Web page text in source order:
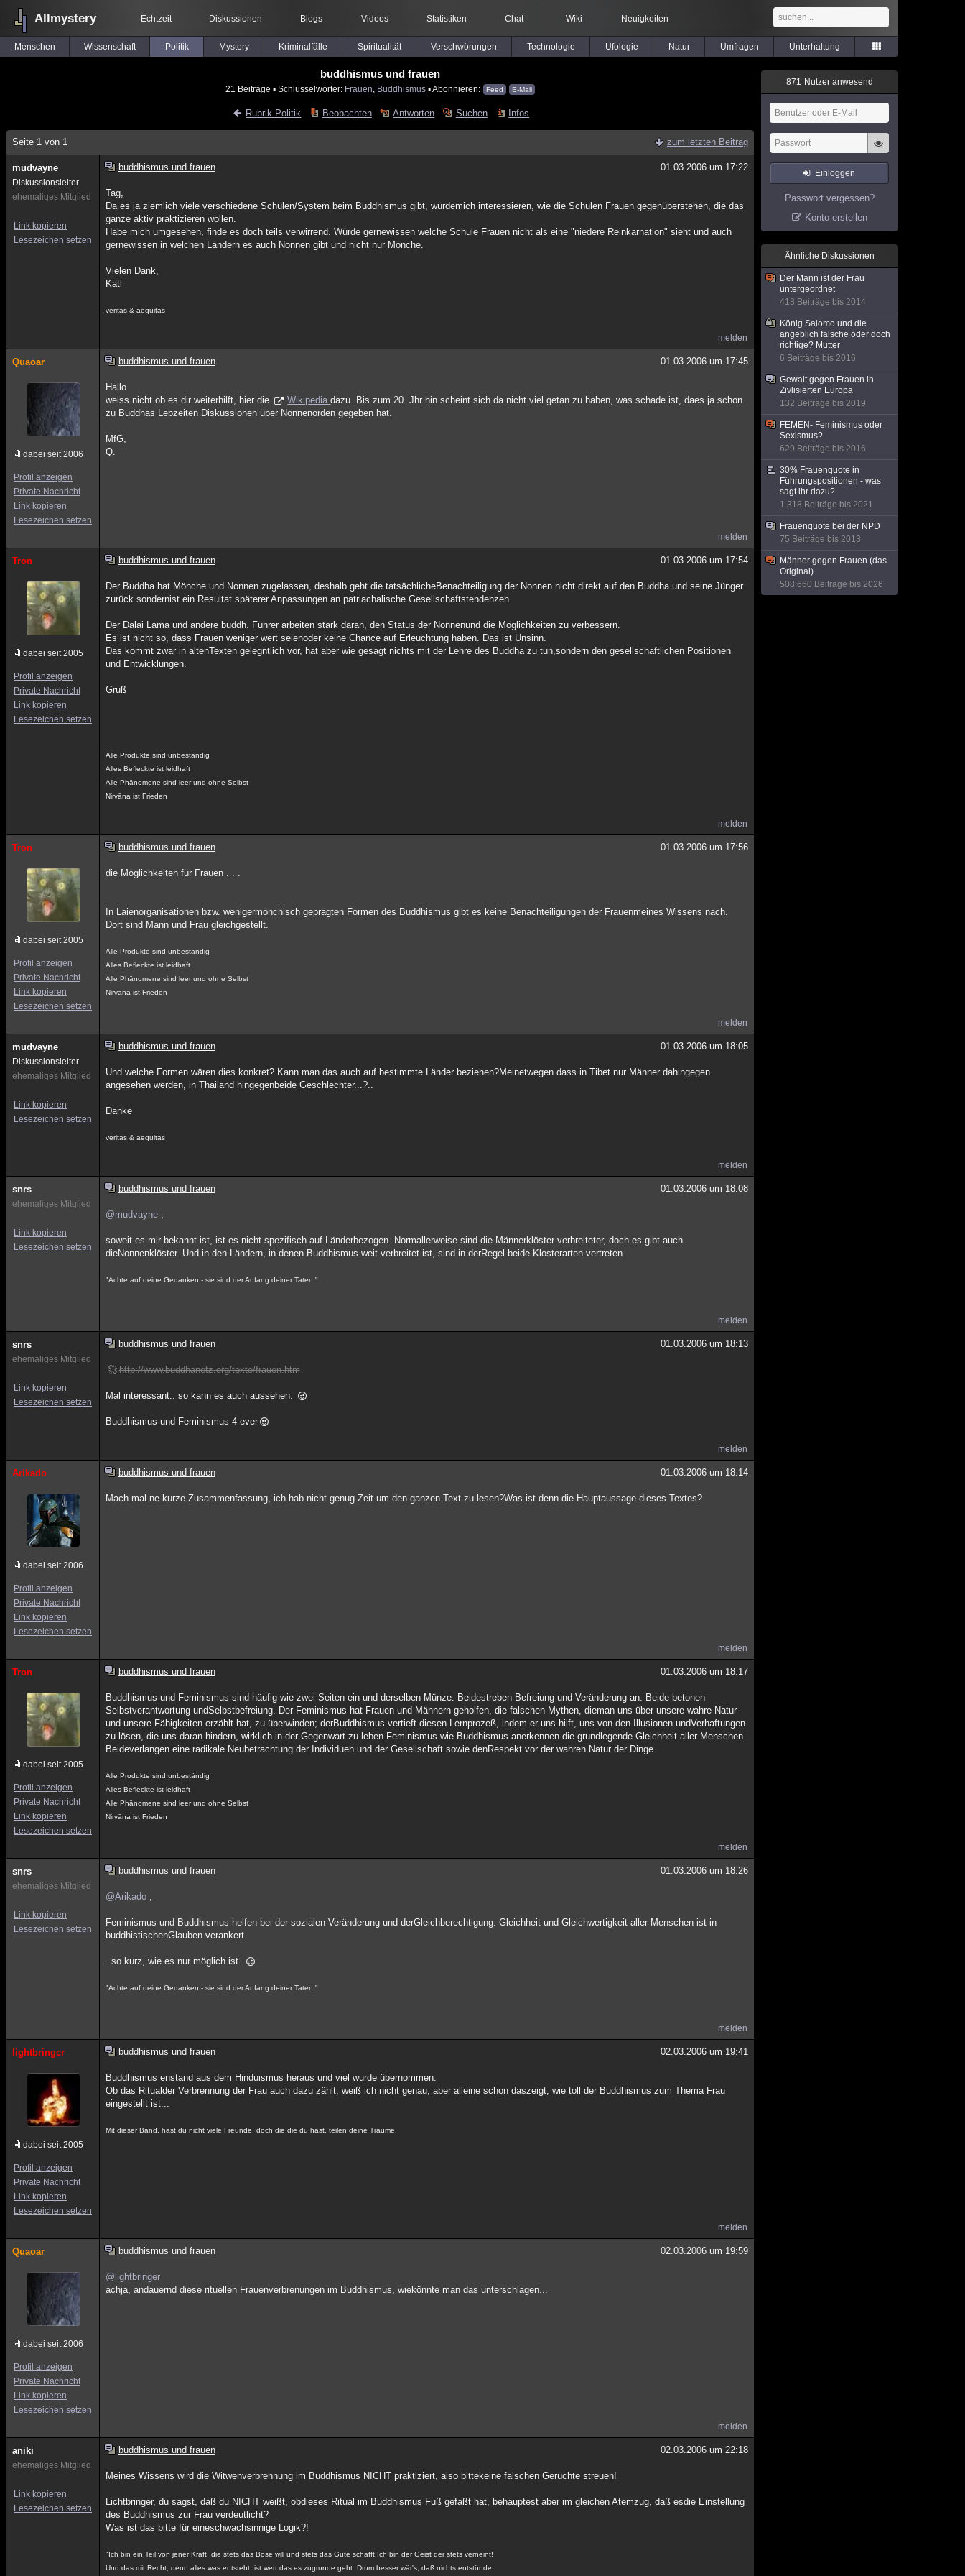
Allmystery Echtzeit Diskussionen Blogs Videos Statistiken Chat Wiki Neuigkeiten
Menschen Wissenschaft Politik Mystery Kriminalfälle Spiritualität Verschwörungen Technologie Ufologie Natur Umfragen Unterhaltung
buddhismus und frauen
21 Beiträge ▪ Schlüsselwörter: Frauen Buddhismus ▪ Abonnieren: Feed E-Mail
Rubrik Politik Beobachten Antworten Suchen Infos
Seite 1 von 1 zum letzten Beitrag
mudvayne
Diskussionsleiter
ehemaliges Mitglied
Link kopieren
Lesezeichen setzen
buddhismus und frauen 01.03.2006 um 17:22
Tag,
Da es ja ziemlich viele verschiedene Schulen/System beim Buddhismus gibt, würdemich interessieren, wie die Schulen Frauen gegenüberstehen, die das
ganze aktiv praktizieren wollen.
Habe mich umgesehen, finde es doch teils verwirrend. Würde gernewissen welche Schule Frauen nicht als eine "niedere Reinkarnation" sieht und auch
gernewissen in welchen Ländern es auch Nonnen gibt und nicht nur Mönche.
Vielen Dank,
Katl
veritas & aequitas
melden
Quaoar
dabei seit 2006
Profil anzeigen
Private Nachricht
Link kopieren
Lesezeichen setzen
buddhismus und frauen 01.03.2006 um 17:45
Hallo
weiss nicht ob es dir weiterhilft, hier die
Wikipediadazu. Bis zum 20. Jhr hin scheint sich da nicht viel getan zu haben, was schade ist, daes ja schon
zu Buddhas Lebzeiten Diskussionen über Nonnenorden gegeben hat.
MfG,
Q.
melden
Tron
dabei seit 2005
Profil anzeigen
Private Nachricht
Link kopieren
Lesezeichen setzen
buddhismus und frauen 01.03.2006 um 17:54
Der Buddha hat Mönche und Nonnen zugelassen, deshalb geht die tatsächlicheBenachteiligung der Nonnen nicht direkt auf den Buddha und seine Jünger
zurück sondernist ein Resultat späterer Anpassungen an patriachalische Gesellschaftstendenzen.
Der Dalai Lama und andere buddh. Führer arbeiten stark daran, den Status der Nonnenund die Möglichkeiten zu verbessern.
Es ist nicht so, dass Frauen weniger wert seienoder keine Chance auf Erleuchtung haben. Das ist Unsinn.
Das kommt zwar in altenTexten gelegntlich vor, hat aber wie gesagt nichts mit der Lehre des Buddha zu tun,sondern den gesellschaftlichen Positionen
und Entwicklungen.
Gruß
Alle Produkte sind unbeständig
Alles Befleckte ist leidhaft
Alle Phänomene sind leer und ohne Selbst
Nirvāna ist Frieden
melden
Tron
dabei seit 2005
Profil anzeigen
Private Nachricht
Link kopieren
Lesezeichen setzen
buddhismus und frauen 01.03.2006 um 17:56
die Möglichkeiten für Frauen . . .
In Laienorganisationen bzw. wenigermönchisch geprägten Formen des Buddhismus gibt es keine Benachteiligungen der Frauenmeines Wissens nach.
Dort sind Mann und Frau gleichgestellt.
Alle Produkte sind unbeständig
Alles Befleckte ist leidhaft
Alle Phänomene sind leer und ohne Selbst
Nirvāna ist Frieden
melden
mudvayne
Diskussionsleiter
ehemaliges Mitglied
Link kopieren
Lesezeichen setzen
buddhismus und frauen 01.03.2006 um 18:05
Und welche Formen wären dies konkret? Kann man das auch auf bestimmte Länder beziehen?Meinetwegen dass in Tibet nur Männer dahingegen
angesehen werden, in Thailand hingegenbeide Geschlechter...?..
Danke
veritas & aequitas
melden
snrs
ehemaliges Mitglied
Link kopieren
Lesezeichen setzen
buddhismus und frauen 01.03.2006 um 18:08
@mudvayne ,
soweit es mir bekannt ist, ist es nicht spezifisch auf Länderbezogen. Normallerweise sind die Männerklöster verbreiteter, doch es gibt auch
dieNonnenklöster. Und in den Ländern, in denen Buddhismus weit verbreitet ist, sind in derRegel beide Klosterarten vertreten.
"Achte auf deine Gedanken - sie sind der Anfang deiner Taten."
melden
snrs
ehemaliges Mitglied
Link kopieren
Lesezeichen setzen
buddhismus und frauen 01.03.2006 um 18:13
http://www.buddhanetz.org/texte/frauen.htm
Mal interessant.. so kann es auch aussehen.
Buddhismus und Feminismus 4 ever
melden
Arikado
dabei seit 2006
Profil anzeigen
Private Nachricht
Link kopieren
Lesezeichen setzen
buddhismus und frauen 01.03.2006 um 18:14
Mach mal ne kurze Zusammenfassung, ich hab nicht genug Zeit um den ganzen Text zu lesen?Was ist denn die Hauptaussage dieses Textes?
melden
Tron
dabei seit 2005
Profil anzeigen
Private Nachricht
Link kopieren
Lesezeichen setzen
buddhismus und frauen 01.03.2006 um 18:17
Buddhismus und Feminismus sind häufig wie zwei Seiten ein und derselben Münze. Beidestreben Befreiung und Veränderung an. Beide betonen
Selbstverantwortung undSelbstbefreiung. Der Feminismus hat Frauen und Männern geholfen, die falschen Mythen, dieman uns über unsere wahre Natur
und unsere Fähigkeiten erzählt hat, zu überwinden; derBuddhismus vertieft diesen Lernprozeß, indem er uns hilft, uns von den Illusionen undVerhaftungen
zu lösen, die uns daran hindern, wirklich in der Gegenwart zu leben.Feminismus wie Buddhismus anerkennen die grundlegende Gleichheit aller Menschen.
Beideverlangen eine radikale Neubetrachtung der Individuen und der Gesellschaft sowie denRespekt vor der wahren Natur der Dinge.
Alle Produkte sind unbeständig
Alles Befleckte ist leidhaft
Alle Phänomene sind leer und ohne Selbst
Nirvāna ist Frieden
melden
snrs
ehemaliges Mitglied
Link kopieren
Lesezeichen setzen
buddhismus und frauen 01.03.2006 um 18:26
@Arikado ,
Feminismus und Buddhismus helfen bei der sozialen Veränderung und derGleichberechtigung. Gleichheit und Gleichwertigkeit aller Menschen ist in
buddhistischenGlauben verankert.
..so kurz, wie es nur möglich ist.
"Achte auf deine Gedanken - sie sind der Anfang deiner Taten."
melden
lightbringer
dabei seit 2005
Profil anzeigen
Private Nachricht
Link kopieren
Lesezeichen setzen
buddhismus und frauen 02.03.2006 um 19:41
Buddhismus enstand aus dem Hinduismus heraus und viel wurde übernommen.
Ob das Ritualder Verbrennung der Frau auch dazu zählt, weiß ich nicht genau, aber alleine schon daszeigt, wie toll der Buddhismus zum Thema Frau
eingestellt ist...
Mit dieser Band, hast du nicht viele Freunde, doch die die du hast, teilen deine Träume.
melden
Quaoar
dabei seit 2006
Profil anzeigen
Private Nachricht
Link kopieren
Lesezeichen setzen
buddhismus und frauen 02.03.2006 um 19:59
@lightbringer
achja, andauernd diese rituellen Frauenverbrenungen im Buddhismus, wiekönnte man das unterschlagen...
melden
aniki
ehemaliges Mitglied
Link kopieren
Lesezeichen setzen
buddhismus und frauen 02.03.2006 um 22:18
Meines Wissens wird die Witwenverbrennung im Buddhismus NICHT praktiziert, also bittekeine falschen Gerüchte streuen!
Lichtbringer, du sagst, daß du NICHT weißt, obdieses Ritual im Buddhismus Fuß gefaßt hat, behauptest aber im gleichen Atemzug, daß esdie Einstellung
des Buddhismus zur Frau verdeutlicht?
Was ist das bitte für eineschwachsinnige Logik?!
"Ich bin ein Teil von jener Kraft, die stets das Böse will und stets das Gute schafft.Ich bin der Geist der stets verneint!
Und das mit Recht; denn alles was entsteht, ist wert das es zugrunde geht. Drum besser wär's, daß nichts entstünde.
871 Nutzer anwesend
Einloggen
Passwort vergessen?
Konto erstellen
Ähnliche Diskussionen
Der Mann ist der Frau
untergeordnet
418 Beiträge bis 2014
König Salomo und die
angeblich falsche oder doch
richtige? Mutter
6 Beiträge bis 2016
Gewalt gegen Frauen in
Zivlisierten Europa
132 Beiträge bis 2019
FEMEN- Feminismus oder
Sexismus?
629 Beiträge bis 2016
30% Frauenquote in
Führungspositionen - was
sagt ihr dazu?
1.318 Beiträge bis 2021
Frauenquote bei der NPD
75 Beiträge bis 2013
Männer gegen Frauen (das
Original)
508.660 Beiträge bis 2026